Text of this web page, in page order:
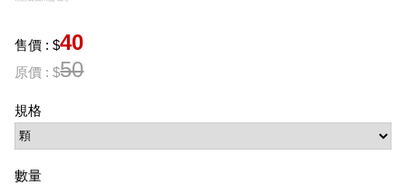
售價 : $40
原價 : $50
規格
數量